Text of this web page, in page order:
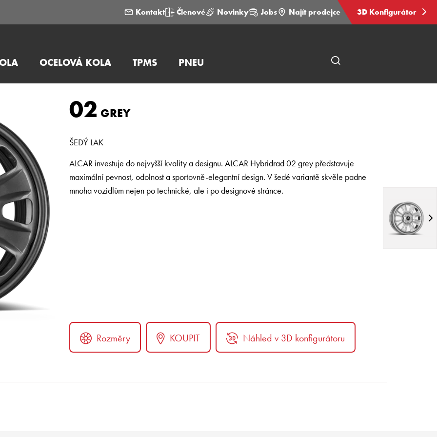
Kontakt Členové Novinky Jobs Najít prodejce 3D Konfigurátor
OCELOVÁ KOLA TPMS PNEU
02 GREY
ŠEDÝ LAK
ALCAR investuje do nejvyšší kvality a designu. ALCAR Hybridrad 02 grey představuje
maximální pevnost, odolnost a sportovně-elegantní design. V šedé variantě skvěle padne
mnoha vozidlům nejen po technické, ale i po designové stránce.
Rozměry KOUPIT Náhled v 3D konfigurátoru